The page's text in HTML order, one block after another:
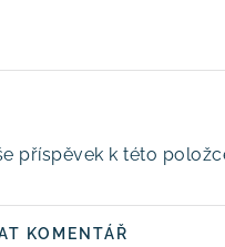
příspěvek k této
KOMENTÁŘ